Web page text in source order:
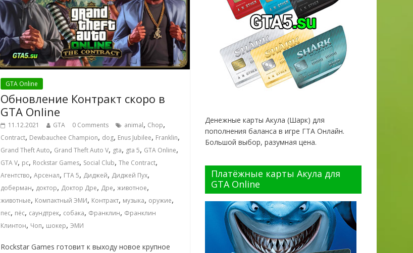
GTA Online
Обновление Контракт скоро в
GTA Online
11.12.2021 GTA 0 Comments animal, Chop,
Contract, Dewbauchee Champion, dog, Enus Jubilee, Franklin,
Grand Theft Auto, Grand Theft Auto V, gta, gta 5, GTA Online,
GTA V, pc, Rockstar Games, Social Club,The Contract,
Агентство,Арсенал, ГТА 5, Диджей, Диджей Пух,
доберман, доктор, Доктор Дре, Дре,животное,
животные, Компактный ЭМИ, Контракт, музыка, оружие,
пес, пёс, саундтрек, собака, Франклин, Франклин
Клинтон, Чоп, шокер,ЭМИ
Rockstar Games готовит к выходу новое крупное
Денежные карты Акула (Шарк) для
пополнения баланса в игре ГТА Онлайн.
Большой выбор, разумная цена.
Платёжные карты Акула для
GTA Online